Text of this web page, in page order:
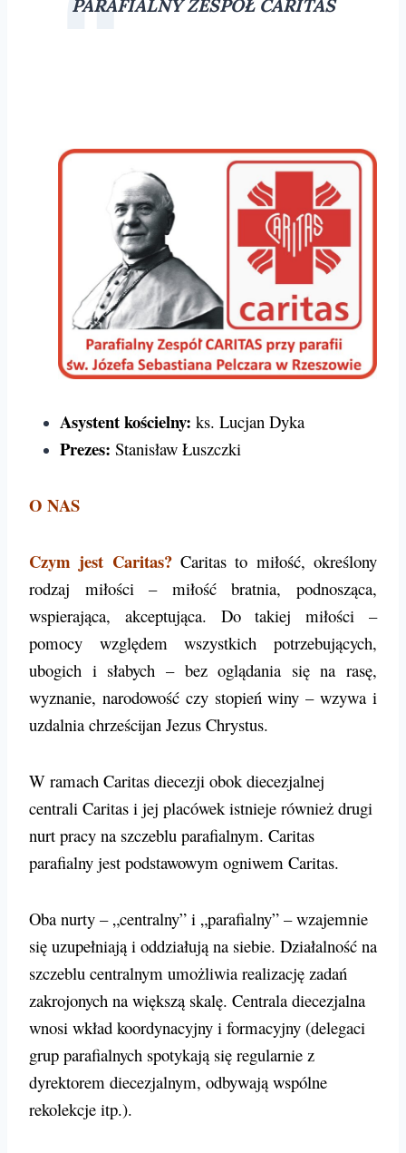
PARAFIALNY ZESPÓŁ CARITAS
Asystent kościelny: ks. Lucjan Dyka
Prezes: Stanisław Łuszczki
O NAS
Czym jest Caritas?Caritas to miłość, określony
rodzaj miłości – miłość bratnia, podnosząca,
wspierająca, akceptująca. Do takiej miłości –
pomocy względem wszystkich potrzebujących,
ubogich i słabych – bez oglądania się na rasę,
wyznanie, narodowość czy stopień winy – wzywa i
uzdalnia chrześcijan Jezus Chrystus.
W ramach Caritas diecezji obok diecezjalnej
centrali Caritas i jej placówek istnieje również drugi
nurt pracy na szczeblu parafialnym. Caritas
parafialny jest podstawowym ogniwem Caritas.
Oba nurty – „centralny” i „parafialny” – wzajemnie
się uzupełniają i oddziałują na siebie. Działalność na
szczeblu centralnym umożliwia realizację zadań
zakrojonych na większą skalę. Centrala diecezjalna
wnosi wkład koordynacyjny i formacyjny (delegaci
grup parafialnych spotykają się regularnie z
dyrektorem diecezjalnym, odbywają wspólne
rekolekcje itp.).